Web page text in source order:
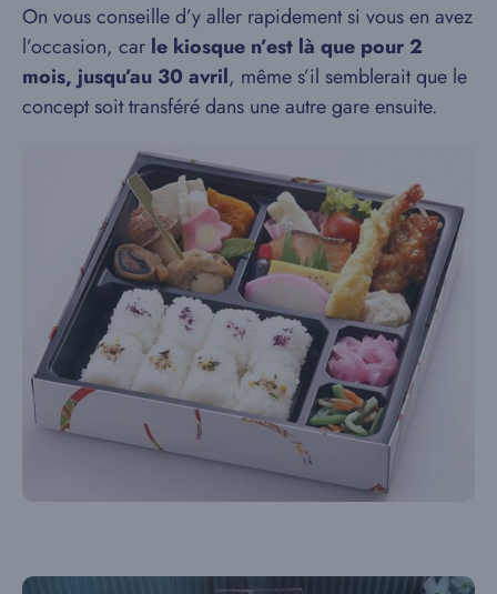
On vous conseille d’y aller rapidement si vous en avez
l’occasion, car le kiosque n’est là que pour 2
mois, jusqu’au 30 avril, même s’il semblerait que le
concept soit transféré dans une autre gare ensuite.